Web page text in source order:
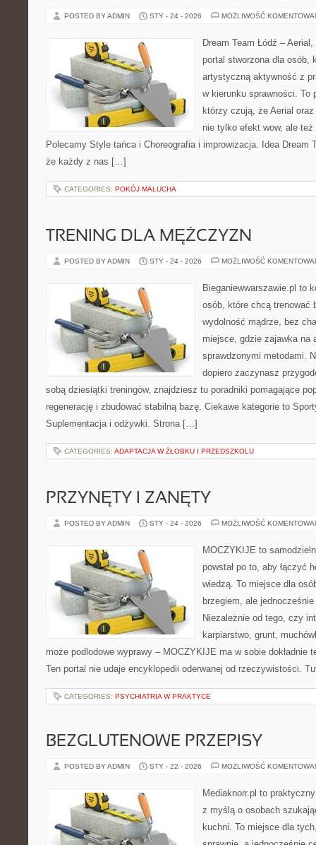
POSTED BY ADMIN STY - 24 - 2026 MOŻLIWOŚĆ
Dream Team Łódź –
portal stworzona dla osób,
artystyczną aktywność z
w kierunku sprawności.
którzy czują, że Aerial
nie tylko efekt wow, ale
Polecamy Style tańca i Choreografia i improwizacja. Idea Dream
że każdy z nas […]
CATEGORIES: POKÓJ MALUCHA
TRENING DLA MĘŻCZYZN
POSTED BY ADMIN STY - 24 - 2026 MOŻLIWOŚĆ
Bieganiewwarszawie.pl to
osób, które chcą trenować
wydolność mądrze, bez
miejsce, gdzie zajawka na
sprawdzonymi metodami.
dopiero zaczynasz
sobą dziesiątki treningów, znajdziesz tu poradniki pomagające
regenerację i zbudować stabilną bazę. Ciekawe kategorie to
Suplementacja i odżywki. Strona […]
CATEGORIES: ADAPTACJA W ŻŁOBKU I PRZEDSZKOLU
PRZYNĘTY I ZANĘTY
POSTED BY ADMIN STY - 24 - 2026 MOŻLIWOŚĆ
MOCZYKIJE to
powstał po to, aby łączyć
wiedzą. To miejsce dla
brzegiem, ale
Niezależnie od tego, czy
karpiarstwo, grunt,
może podlodowe wyprawy – MOCZYKIJE ma w sobie dokładnie
Ten portal nie udaje encyklopedii oderwanej od rzeczywistości.
CATEGORIES: PSYCHIATRIA W PRAKTYCE
BEZGLUTENOWE PRZEPISY
POSTED BY ADMIN STY - 22 - 2026 MOŻLIWOŚĆ
Mediaknorr.pl to
z myślą o osobach
kuchni. To miejsce dla